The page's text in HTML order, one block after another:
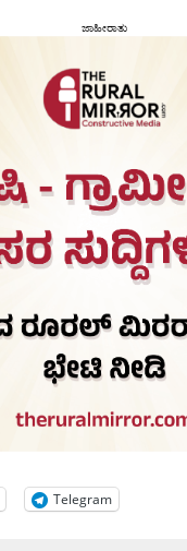
ಜಾಹೀರಾತು
Telegram